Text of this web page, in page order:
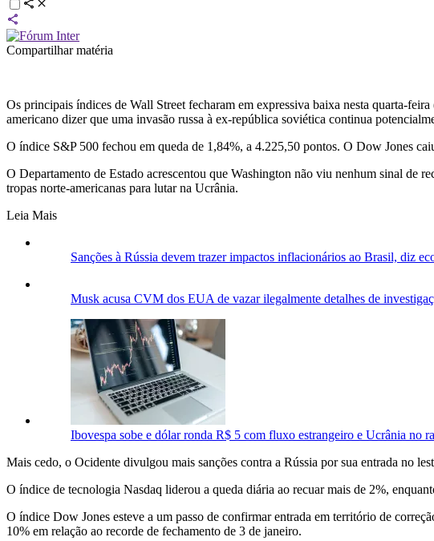
Compartilhar matéria
Os principais índices de Wall Street fecharam em expressiva baixa nesta quarta-
americano dizer que uma invasão russa à ex-república soviética continua
O índice S&P 500 fechou em queda de 1,84%, a 4.225,50 pontos. O Dow Jones
O Departamento de Estado acrescentou que Washington não viu nenhum sinal de
tropas norte-americanas para lutar na Ucrânia.
Leia Mais
Sanções à Rússia devem trazer impactos inflacionários ao Brasil, diz
Musk acusa CVM dos EUA de vazar ilegalmente detalhes de
Ibovespa sobe e dólar ronda R$ 5 com fluxo estrangeiro e Ucrânia no
Mais cedo, o Ocidente divulgou mais sanções contra a Rússia por sua entrada no
O índice de tecnologia Nasdaq liderou a queda diária ao recuar mais de 2%,
O índice Dow Jones esteve a um passo de confirmar entrada em território de
10% em relação ao recorde de fechamento de 3 de janeiro.